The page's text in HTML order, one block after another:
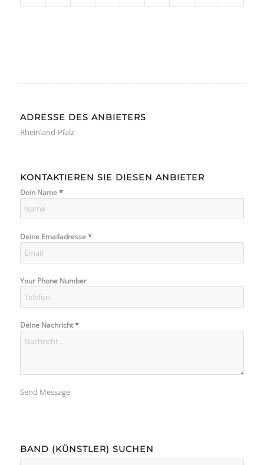
ADRESSE DES ANBIETERS
Rheinland-Pfalz
KONTAKTIEREN SIE DIESEN ANBIETER
Dein Name*
Deine Emailadresse*
Your Phone Number
Deine Nachricht*
Send Message
BAND (KÜNSTLER) SUCHEN